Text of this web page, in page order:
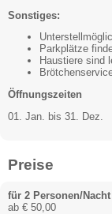
Sonstiges:
Parkplätze
Haustiere sind
Öffnungszeiten
01. Jan. bis 31. Dez.
Preise
für 2 Personen/Nacht
ab € 50,00